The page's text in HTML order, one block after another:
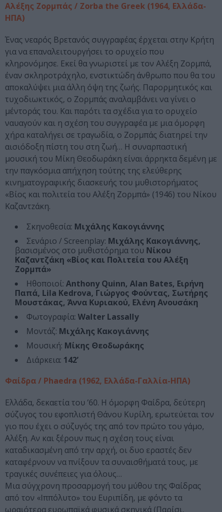
Αλέξης Ζορμπάς / Zorba the Greek (1964, Ελλάδα-
ΗΠΑ)
Ένας νεαρός Βρετανός συγγραφέας έρχεται στην Κρήτη
για να επαναλειτουργήσει το ορυχείο που
κληρονόμησε. Εκεί θα γνωριστεί με τον Αλέξη Ζορμπά,
έναν σκληροτράχηλο, ενστικτώδη άνθρωπο που θα του
αποκαλύψει μια άλλη όψη της ζωής. Παρορμητικός και
τυχοδιωκτικός, ο Ζορμπάς αναλαμβάνει να γίνει ο
μέντοράς του. Και παρότι τα σχέδια για το ορυχείο
ναυαγούν και η σχέση του συγγραφέα με μια όμορφη
χήρα καταλήγει σε τραγωδία, ο Ζορμπάς διατηρεί την
αισιόδοξη πίστη του στη ζωή… Η συναρπαστική
μουσική του Μίκη Θεοδωράκη είναι άρρηκτα δεμένη με
την παγκόσμια απήχηση τούτης της ελεύθερης
κινηματογραφικής διασκευής του μυθιστορήματος
«Βίος και πολιτεία του Αλέξη Ζορμπά» (1946) του Νίκου
Καζαντzάκη.
Σκηνοθεσία: Μιχάλης Κακογιάννης
Σενάριο / Screenplay: Μιχάλης Κακογιάννης,
βασισμένος στο μυθιστόρημα του Νίκου
Καζαντζάκη «Βίος και Πολιτεία του Αλέξη
Ζορμπά»
Ηθοποιοί: Anthony Quinn, Alan Bates, Ειρήνη
Παπά, Lila Kedrova, Γιώργος Φούντας, Σωτήρης
Μουστάκας, Άννα Κυριακού, Ελένη Ανουσάκη
Φωτογραφία: Walter Lassally
Μοντάζ: Μιχάλης Κακογιάννης
Μουσική: Μίκης Θεοδωράκης
Διάρκεια: 142’
Φαίδρα / Phaedra (1962, Ελλάδα-Γαλλία-ΗΠΑ)
Ελλάδα, δεκαετία του ’60. Η όμορφη Φαίδρα, δεύτερη
σύζυγος του εφοπλιστή Θάνου Κυρίλη, ερωτεύεται τον
γιο που έχει ο σύζυγός της από τον πρώτο του γάμο,
Αλέξη. Αν και ξέρουν πως η σχέση τους είναι
καταδικασμένη από την αρχή, οι δυο εραστές δεν
καταφέρνουν να πνίξουν τα συναισθήματά τους, με
τραγικές συνέπειες για όλους…
Μια σύγχρονη προσαρμογή του μύθου της Φαίδρας
από τον «Ιππόλυτο» του Ευριπίδη, με φόντο τα
ωραιότερα ευρωπαϊκά φυσικά σκηνικά (Παρίσι,